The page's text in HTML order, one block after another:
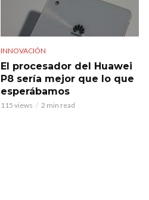
INNOVACIÓN
El procesador del Huawei
P8 sería mejor que lo que
esperábamos
115 views 2 min read